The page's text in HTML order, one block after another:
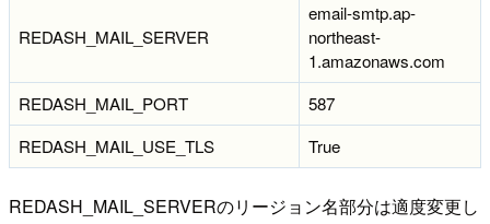
REDASH_MAIL_SERVER
email-smtp.ap-
northeast-
1.amazonaws.com
REDASH_MAIL_PORT
587
REDASH_MAIL_USE_TLS
True
REDASH_MAIL_SERVERのリージョン名部分は適度変更し